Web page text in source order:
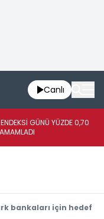
Canlı
GÜNÜ YÜZDE 0,70
bankaları için hedef